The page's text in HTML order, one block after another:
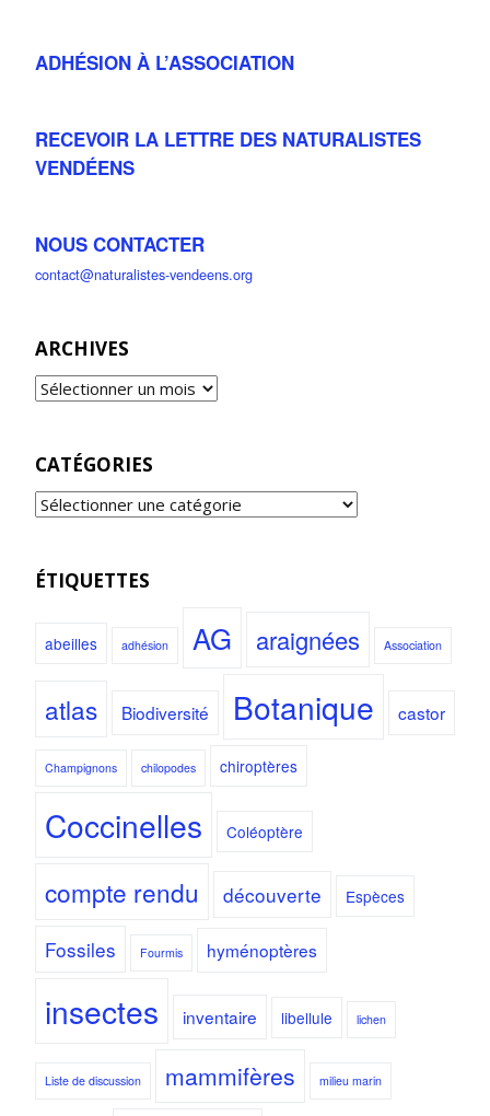
ADHÉSION À L’ASSOCIATION
RECEVOIR LA LETTRE DES NATURALISTES
VENDÉENS
NOUS CONTACTER
contact@naturalistes-vendeens.org
ARCHIVES
CATÉGORIES
ÉTIQUETTES
abeilles adhésion AG araignées Association
atlas Biodiversité Botanique castor
Champignons chilopodes chiroptères
Coccinelles Coléoptère
compte rendu découverte Espèces
Fossiles Fourmis hyménoptères
insectes inventaire libellule lichen
Liste de discussion mammifères milieu marin